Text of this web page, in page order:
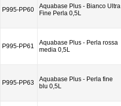
P995-PP60
Aquabase Plus - Bianco Ultra
Fine Perla 0,5L
P995-PP61
Aquabase Plus - Perla rossa
media 0,5L
P995-PP63
Aquabase Plus - Perla fine
blu 0,5L